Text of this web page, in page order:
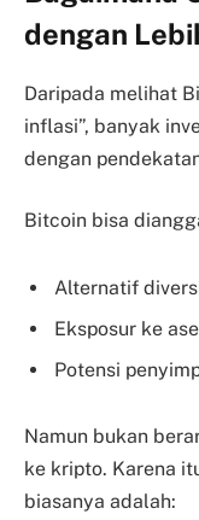
dengan
Daripada melihat
inflasi”, banyak
dengan
Bitcoin bisa
Alternatif
Eksposur ke
Potensi
Namun bukan
ke kripto. Karena
biasanya adalah: